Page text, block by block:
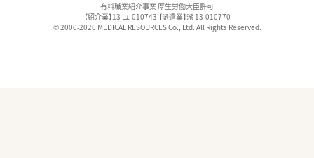
有料職業紹介事業 厚生労働大臣許可
【紹介業】13-ユ-010743 【派遣業】派 13-010770
© 2000-2026 MEDICAL RESOURCES Co., Ltd. All Rights Reserved.